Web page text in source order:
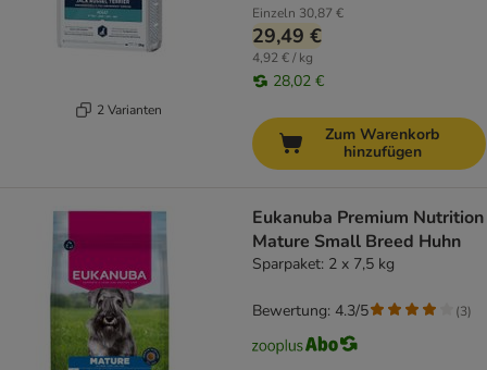
2 Varianten
Einzeln 30,87 €
29,49 €
4,92 € / kg
28,02 €
Zum Warenkorb
hinzufügen
Eukanuba Premium Nutrition
Mature Small Breed Huhn
Sparpaket: 2 x 7,5 kg
Bewertung: 4.3/5 (3)